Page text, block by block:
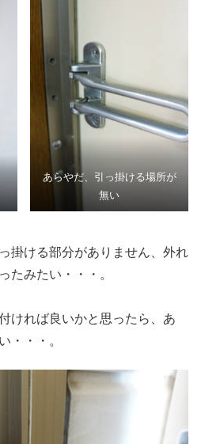
あらやだ、引っ掛ける場所が
無い
掛ける部分がありません、外れ
たみたい・・・。
ければ良いかと思ったら、あ
・・・。